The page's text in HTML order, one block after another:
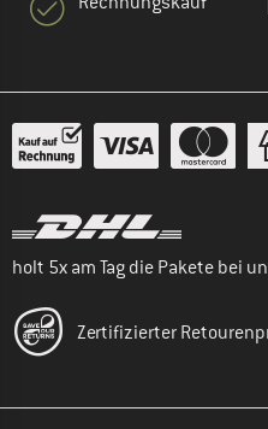
holt 5x am Tag die Pakete bei
Zertifizierter